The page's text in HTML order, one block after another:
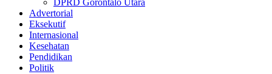
DPRD Gorontalo Utara
Advertorial
Eksekutif
Internasional
Kesehatan
Pendidikan
Politik